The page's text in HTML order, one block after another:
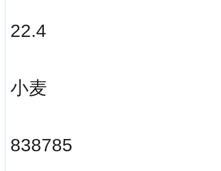
22.4
小麦
838785